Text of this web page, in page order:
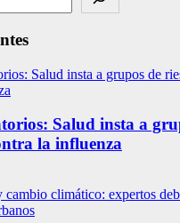
Salud insta a
la influenza